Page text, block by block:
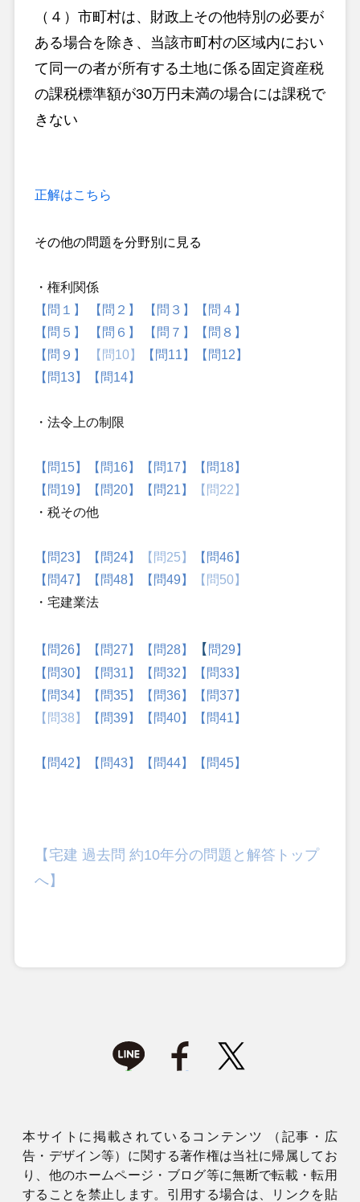
（４）市町村は、財政上その他特別の必要が
ある場合を除き、当該市町村の区域内におい
て同一の者が所有する土地に係る固定資産税
の課税標準額が30万円未満の場合には課税で
きない
正解はこちら
その他の問題を分野別に見る
・権利関係
【問１】
【問２】 【問３】
【問４】
【問５】
【問６】 【問７】
【問８】
【問９】
【問10】 【問11】
【問12】
【問13】
【問14】
・法令上の制限
【問15】 【問16】 【問17】
【問18】
【問19】
【問20】 【問21】
【問22】
・税その他
【問23】 【問24】 【問25】
【問46】
【問47】
【問48】 【問49】
【問50】
・宅建業法
【 問26】 【問27】 【問28】 【 問29】
【問30】
【問31】 【問32】
【問33】
【問34】
【問35】 【問36】
【問37】
【問38】
【問39】 【問40】 【問41】
【問42】 【問43】 【問44】 【問45】
【宅建 過去問 約10年分の問題と解答トップ
へ】
本サイトに掲載されているコンテンツ （記事・広
告・デザイン等）に関する著作権は当社に帰属してお
り、他のホームページ・ブログ等に無断で転載・転用
することを禁止します。引用する場合は、リンクを貼